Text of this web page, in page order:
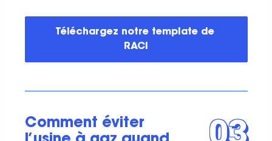
Téléchargez notre template de
RACI
Comment éviter
03